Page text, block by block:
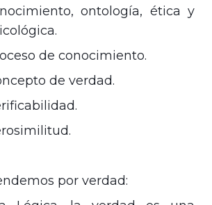
ontología, ética y
de conocimiento.
de verdad.
por verdad: